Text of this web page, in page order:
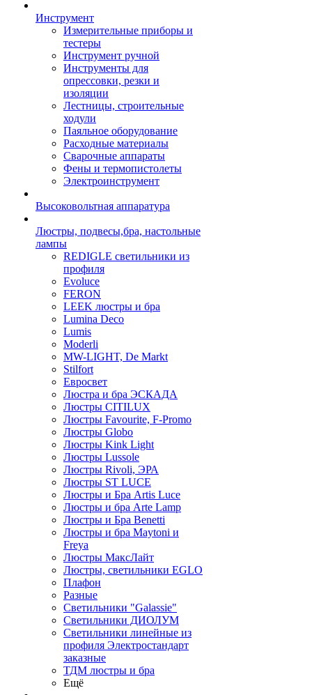
Инструмент
Измерительные приборы и
тестеры
Инструмент ручной
Инструменты для
опрессовки, резки и
изоляции
Лестницы, строительные
ходули
Паяльное оборудование
Расходные материалы
Сварочные аппараты
Фены и термопистолеты
Электроинструмент
Высоковольтная аппаратура
Люстры, подвесы,бра, настольные
лампы
REDIGLE светильники из
профиля
Evoluce
FERON
LEEK люстры и бра
Lumina Deco
Lumis
Moderli
MW-LIGHT, De Markt
Stilfort
Евросвет
Люстра и бра ЭСКАДА
Люстры CITILUX
Люстры Favourite, F-Promo
Люстры Globo
Люстры Kink Light
Люстры Lussole
Люстры Rivoli, ЭРА
Люстры ST LUCE
Люстры и Бра Artis Luce
Люстры и бра Arte Lamp
Люстры и Бра Benetti
Люстры и бра Maytoni и
Freya
Люстры МаксЛайт
Люстры, светильники EGLO
Плафон
Разные
Светильники "Galassie"
Светильники ДИОЛУМ
Светильники линейные из
профиля Электростандарт
заказные
ТДМ люстры и бра
Ещё